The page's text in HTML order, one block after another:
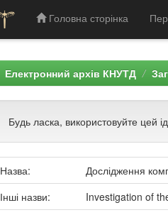
Головна сторінка
Електронний архів КНУТД
Будь ласка, використовуйте цей
Назва:
Дослідження
Інші назви:
Investigation of